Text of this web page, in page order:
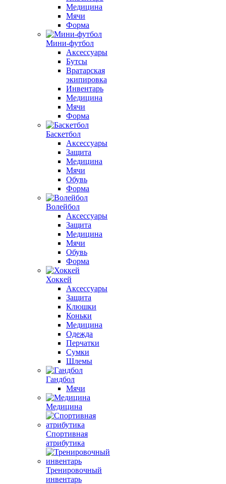
Медицина
Мячи
Форма
Мини-футбол
Аксессуары
Бутсы
Вратарская
экипировка
Инвентарь
Медицина
Мячи
Форма
Баскетбол
Аксессуары
Защита
Медицина
Мячи
Обувь
Форма
Волейбол
Аксессуары
Защита
Медицина
Мячи
Обувь
Форма
Хоккей
Аксессуары
Защита
Клюшки
Коньки
Медицина
Одежда
Перчатки
Сумки
Шлемы
Гандбол
Мячи
Медицина
Спортивная
атрибутика
Тренировочный
инвентарь